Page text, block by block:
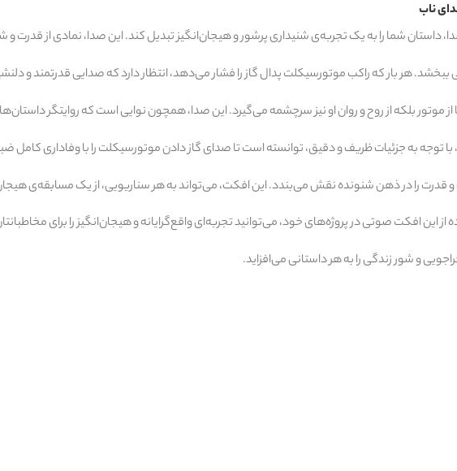
ناب
داستان شما را به یک تجربه‌ی شنیداری پرشور و هیجان‌انگیز تبدیل کند. این صدا، نمادی از
ببخشد. هر بار که راکب موتورسیکلت پدال گاز را فشار می‌دهد، انتظار دارد که صدایی قدرتمند و
از موتور بلکه از روح و روان او نیز سرچشمه می‌گیرد. این صدا، همچون نوایی است که روایتگر
توجه به جزئیات ظریف و دقیق، توانسته است تا صدای گاز دادن موتورسیکلت را با وفاداری کامل
قدرت را در ذهن شنونده نقش می‌بندد. این افکت، می‌تواند به هر سناریویی، از یک مسابقه‌ی
از این افکت صوتی در پروژه‌های خود، می‌توانید تجربه‌ای واقع‌گرایانه و هیجان‌انگیز را برای
و شور زندگی را به هر داستانی می‌افزاید.